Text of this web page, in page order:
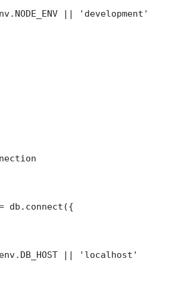
|| 'development'
db.connect({
|| 'localhost'